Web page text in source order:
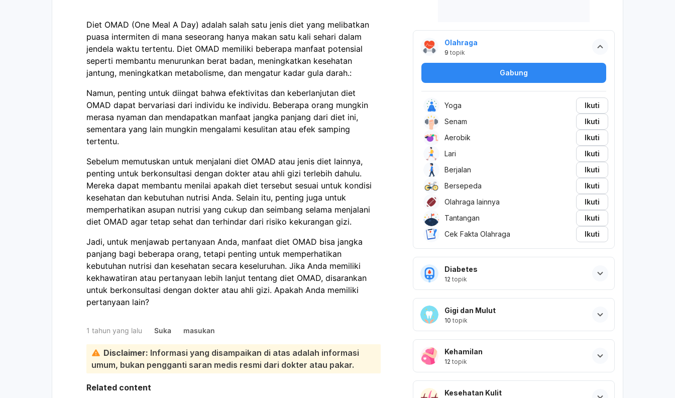
Diet OMAD (One Meal A Day) adalah salah satu jenis diet yang melibatkan
puasa intermiten di mana seseorang hanya makan satu kali sehari dalam
jendela waktu tertentu. Diet OMAD memiliki beberapa manfaat potensial
seperti membantu menurunkan berat badan, meningkatkan kesehatan
jantung, meningkatkan metabolisme, dan mengatur kadar gula darah.:
Namun, penting untuk diingat bahwa efektivitas dan keberlanjutan diet
OMAD dapat bervariasi dari individu ke individu. Beberapa orang mungkin
merasa nyaman dan mendapatkan manfaat jangka panjang dari diet ini,
sementara yang lain mungkin mengalami kesulitan atau efek samping
tertentu.
Sebelum memutuskan untuk menjalani diet OMAD atau jenis diet lainnya,
penting untuk berkonsultasi dengan dokter atau ahli gizi terlebih dahulu.
Mereka dapat membantu menilai apakah diet tersebut sesuai untuk kondisi
kesehatan dan kebutuhan nutrisi Anda. Selain itu, penting juga untuk
memperhatikan asupan nutrisi yang cukup dan seimbang selama menjalani
diet OMAD agar tetap sehat dan terhindar dari risiko kekurangan gizi.
Jadi, untuk menjawab pertanyaan Anda, manfaat diet OMAD bisa jangka
panjang bagi beberapa orang, tetapi penting untuk memperhatikan
kebutuhan nutrisi dan kesehatan secara keseluruhan. Jika Anda memiliki
kekhawatiran atau pertanyaan lebih lanjut tentang diet OMAD, disarankan
untuk berkonsultasi dengan dokter atau ahli gizi. Apakah Anda memiliki
pertanyaan lain?
1 tahun yang lalu Suka masukan
Disclaimer: Informasi yang disampaikan di atas adalah informasi
umum, bukan pengganti saran medis resmi dari dokter atau pakar.
Related content
Olahraga
9 topik
Gabung
Yoga
Ikuti
Senam
Ikuti
Aerobik
Ikuti
Lari
Ikuti
Berjalan
Ikuti
Bersepeda
Ikuti
Olahraga lainnya
Ikuti
Tantangan
Ikuti
Cek Fakta Olahraga
Ikuti
Diabetes
12 topik
Gigi dan Mulut
10 topik
Kehamilan
12 topik
Kesehatan Kulit